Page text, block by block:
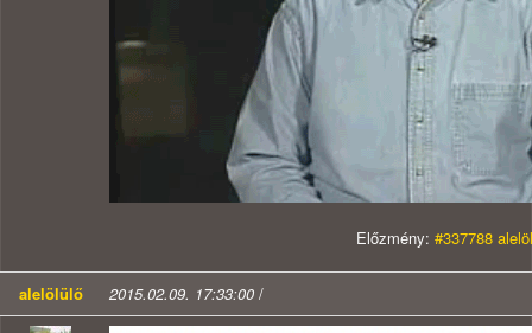
Előzmény: #337788
alelölülő 2015.02.09. 17:33:00 /